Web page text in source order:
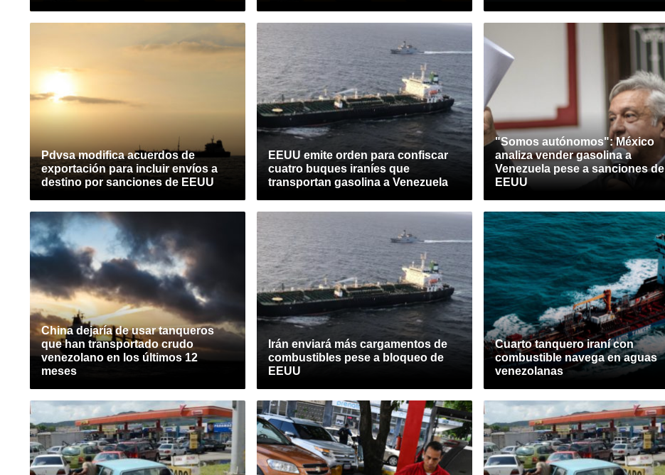
Pdvsa modifica acuerdos de
exportación para incluir envíos a
destino por sanciones de EEUU
EEUU emite orden para confiscar
cuatro buques iraníes que
transportan gasolina a Venezuela
"Somos autónomos": México
analiza vender gasolina a
Venezuela pese a sanciones de
EEUU
China dejaría de usar tanqueros
que han transportado crudo
venezolano en los últimos 12
meses
Irán enviará más cargamentos de
combustibles pese a bloqueo de
EEUU
Cuarto tanquero iraní con
combustible navega en aguas
venezolanas